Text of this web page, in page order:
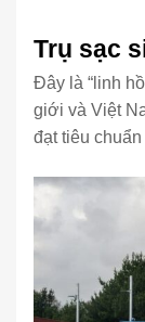
Trụ sạc
Đây là “linh
giới và Việt
đạt tiêu